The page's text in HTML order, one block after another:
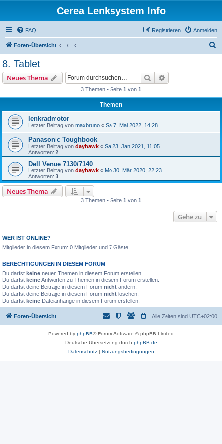
Cerea Lenksystem Info
FAQ Anmelden
Registrieren
Foren-Übersicht
8. Tablet
Neues Thema Suche
3 Themen • Seite 1 von 1
Themen
lenkradmotor
Letzter Beitrag von maxbruno « Sa 7. Mai 2022, 14:28
Panasonic Toughbook
Letzter Beitrag von dayhawk « Sa 23. Jan 2021, 11:05
Antworten: 2
Dell Venue 7130/7140
Letzter Beitrag von dayhawk « Mo 30. Mär 2020, 22:23
Antworten: 3
Neues Thema
3 Themen • Seite 1 von 1
Gehe zu
WER IST ONLINE?
Mitglieder in diesem Forum: 0 Mitglieder und 7 Gäste
BERECHTIGUNGEN IN DIESEM FORUM
Du darfst keine neuen Themen in diesem Forum erstellen.
Du darfst keineAntworten zu Themen in diesem Forum erstellen.
Du darfst deine Beiträge in diesem Forum nicht ändern.
Du darfst deine Beiträge in diesem Forum nicht löschen.
Du darfst keine Dateianhänge in diesem Forum erstellen.
Foren-Übersicht Alle Zeiten sind UTC+02:00
Powered by phpBB® Forum Software © phpBB Limited
Deutsche Übersetzung durch phpBB.de
Datenschutz| Nutzungsbedingungen